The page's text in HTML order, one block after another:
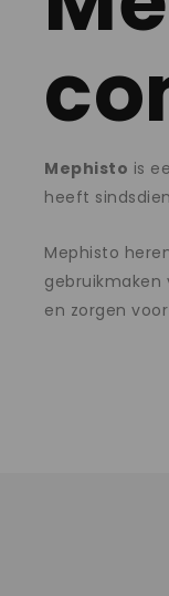
Mephisto is
heeft
Mephisto
en zorgen